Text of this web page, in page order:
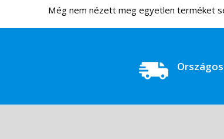
Még nem nézett meg egyetlen terméket